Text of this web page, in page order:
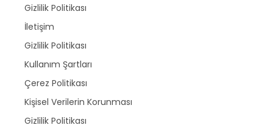
Gizlilik Politikası
İletişim
Gizlilik Politikası
Kullanım Şartları
Çerez Politikası
Kişisel Verilerin Korunması
Gizlilik Politikası